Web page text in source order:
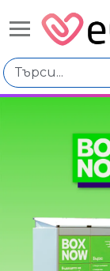
Избери по
Количество
Наличен